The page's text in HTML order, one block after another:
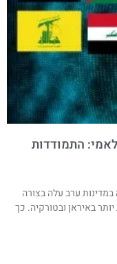
התמודדות
בקורונה במדינות ערב עלה בצורה
באיראן ובטורקיה. כך